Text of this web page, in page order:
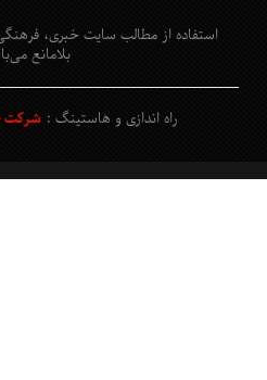
استفاده از مطالب سایت خبری،
بلامانع
راه اندازی و هاستینگ :شرکت